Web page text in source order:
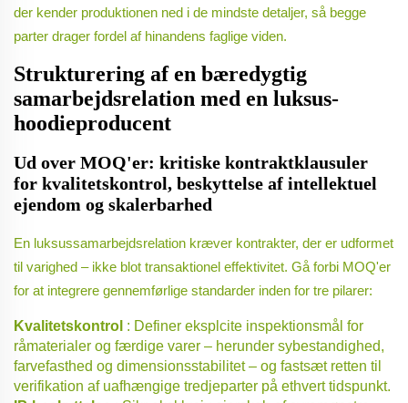
der kender produktionen ned i de mindste detaljer, så begge
parter drager fordel af hinandens faglige viden.
Strukturering af en bæredygtig
samarbejdsrelation med en luksus-
hoodieproducent
Ud over MOQ'er: kritiske kontraktklausuler
for kvalitetskontrol, beskyttelse af intellektuel
ejendom og skalerbarhed
En luksussamarbejdsrelation kræver kontrakter, der er udformet
til varighed – ikke blot transaktionel effektivitet. Gå forbi MOQ'er
for at integrere gennemførlige standarder inden for tre pilarer:
Kvalitetskontrol : Definer eksplcite inspektionsmål for
råmaterialer og færdige varer – herunder sybestandighed,
farvefasthed og dimensionsstabilitet – og fastsæt retten til
verifikation af uafhængige tredjeparter på ethvert tidspunkt.